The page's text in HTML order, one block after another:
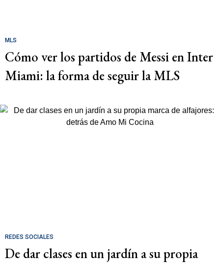
MLS
Cómo ver los partidos de Messi en Inter
Miami: la forma de seguir la MLS
REDES SOCIALES
De dar clases en un jardín a su propia